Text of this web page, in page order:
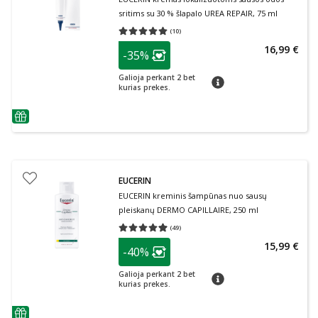
patarimas
sritims su 30 % šlapalo UREA REPAIR, 75 ml
(10)
Vidutinis įvertinimas 5.00
patarimas
Lojalumo klubo narių nuolaida
-35%
Galioja perkant 2 bet
kurias prekes.
patarimas
16,99 €
EUCERIN
EUCERIN kreminis šampūnas nuo sausų
pleiskanų DERMO CAPILLAIRE, 250 ml
(49)
Vidutinis įvertinimas 4.98
patarimas
Lojalumo klubo narių nuolaida
-40%
Galioja perkant 2 bet
kurias prekes.
patarimas
15,99 €